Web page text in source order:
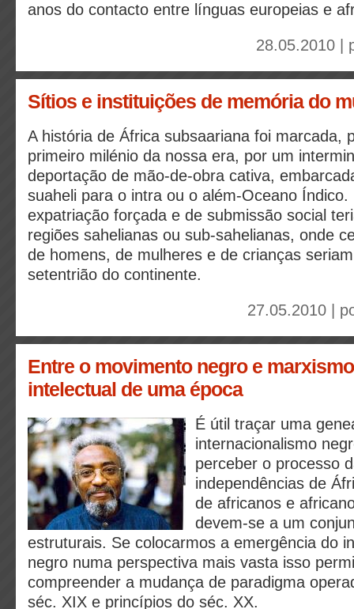
anos do contacto entre línguas europeias e
28.05.2010 |
Sítios e instituições de memória do
A história de África subsaariana foi marcada,
primeiro milénio da nossa era, por um
deportação de mão-de-obra cativa,
suaheli para o intra ou o além-Oceano
expatriação forçada e de submissão social
regiões sahelianas ou sub-sahelianas, onde
de homens, de mulheres e de crianças
setentrião do continente.
27.05.2010 |
Entre o movimento negro e
intelectual de uma época
É útil traçar uma
internacionalismo
perceber o processo
independências de
de africanos e
devem-se a um
estruturais. Se colocarmos a emergência do
negro numa perspectiva mais vasta isso
compreender a mudança de paradigma
séc. XIX e princípios do séc. XX.